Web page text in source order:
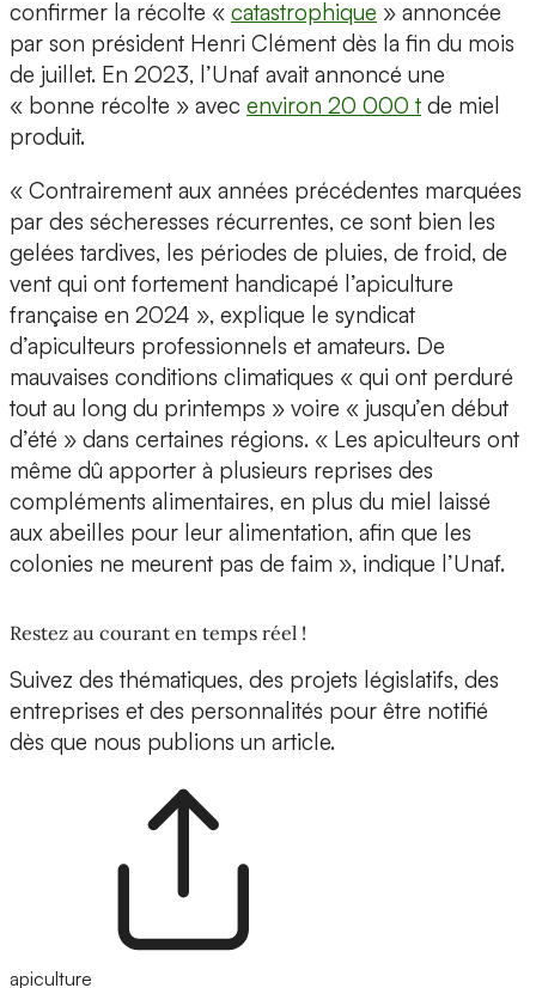
confirmer la récolte « catastrophique » annoncée
par son président Henri Clément dès la fin du mois
de juillet. En 2023, l’Unaf avait annoncé une
« bonne récolte » avec environ 20 000 t de miel
produit.
« Contrairement aux années précédentes marquées
par des sécheresses récurrentes, ce sont bien les
gelées tardives, les périodes de pluies, de froid, de
vent qui ont fortement handicapé l’apiculture
française en 2024 », explique le syndicat
d’apiculteurs professionnels et amateurs. De
mauvaises conditions climatiques « qui ont perduré
tout au long du printemps » voire « jusqu’en début
d’été » dans certaines régions. « Les apiculteurs ont
même dû apporter à plusieurs reprises des
compléments alimentaires, en plus du miel laissé
aux abeilles pour leur alimentation, afin que les
colonies ne meurent pas de faim », indique l’Unaf.
Restez au courant en temps réel !
Suivez des thématiques, des projets législatifs, des
entreprises et des personnalités pour être notifié
dès que nous publions un article.
apiculture